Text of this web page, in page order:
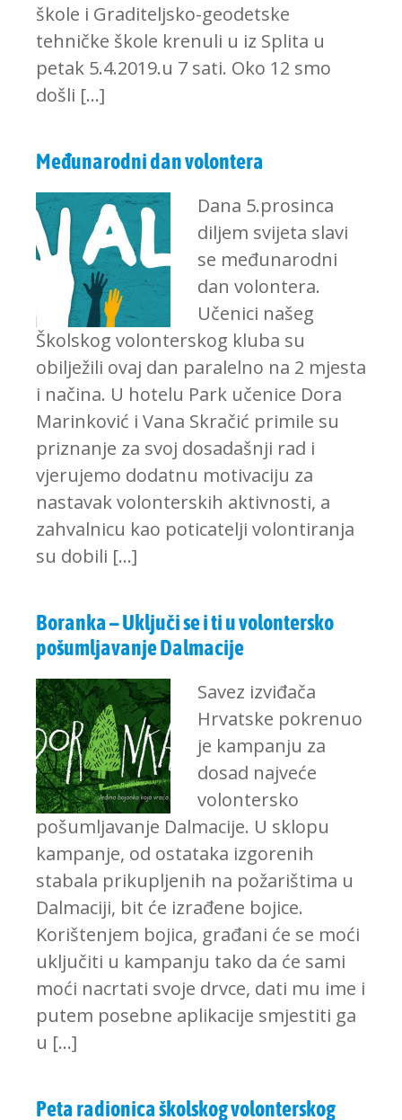
škole i Graditeljsko-geodetske
tehničke škole krenuli u iz Splita u
petak 5.4.2019.u 7 sati. Oko 12 smo
došli […]
Međunarodni dan volontera
Dana 5.prosinca
diljem svijeta slavi
se međunarodni
dan volontera.
Učenici našeg
Školskog volonterskog kluba su
obilježili ovaj dan paralelno na 2 mjesta
i načina. U hotelu Park učenice Dora
Marinković i Vana Skračić primile su
priznanje za svoj dosadašnji rad i
vjerujemo dodatnu motivaciju za
nastavak volonterskih aktivnosti, a
zahvalnicu kao poticatelji volontiranja
su dobili […]
Boranka – Uključi se i ti u volontersko
pošumljavanje Dalmacije
Savez izviđača
Hrvatske pokrenuo
je kampanju za
dosad najveće
volontersko
pošumljavanje Dalmacije. U sklopu
kampanje, od ostataka izgorenih
stabala prikupljenih na požarištima u
Dalmaciji, bit će izrađene bojice.
Korištenjem bojica, građani će se moći
uključiti u kampanju tako da će sami
moći nacrtati svoje drvce, dati mu ime i
putem posebne aplikacije smjestiti ga
u […]
Peta radionica školskog volonterskog